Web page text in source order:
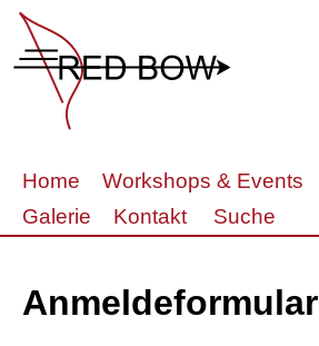
Home Workshops & Events
Galerie
Kontakt Suche
Anmeldeformular